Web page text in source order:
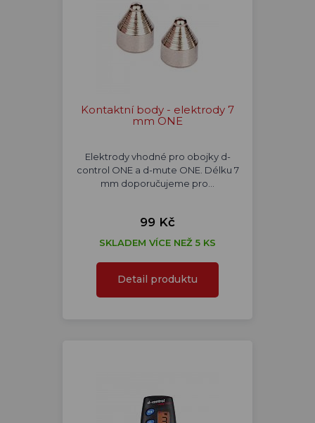
Kontaktní body - elektrody 7
mm ONE
Elektrody vhodné pro obojky d-
control ONE a d-mute ONE. Délku 7
mm doporučujeme pro…
99 Kč
SKLADEM VÍCE NEŽ 5 KS
Detail produktu